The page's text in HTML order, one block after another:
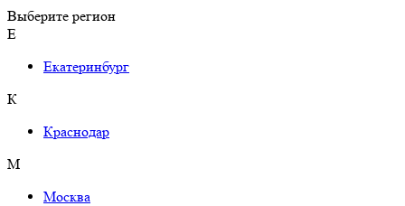
Выберите регион
Е
Екатеринбург
К
Краснодар
М
Москва